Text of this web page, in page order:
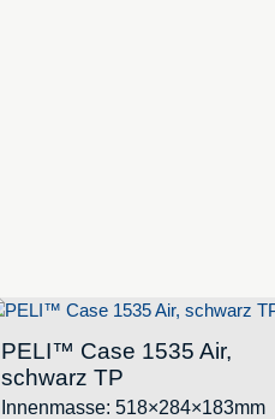
PELI™ Case 1535 Air,
schwarz TP
Innenmasse: 518×284×183mm